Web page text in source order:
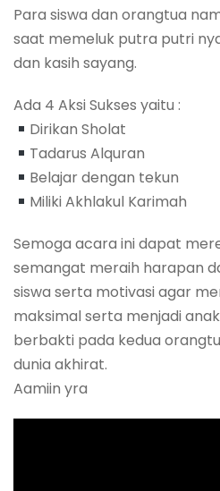
Para siswa dan orangtua
saat memeluk putra putri
dan kasih sayang.
Ada 4 Aksi Sukses yaitu :
Dirikan Sholat
Tadarus Alquran
Belajar dengan tekun
Miliki Akhlakul Karimah
Semoga acara ini dapat
semangat meraih harapan
siswa serta motivasi agar
maksimal serta menjadi
berbakti pada kedua
dunia akhirat.
Aamiin yra